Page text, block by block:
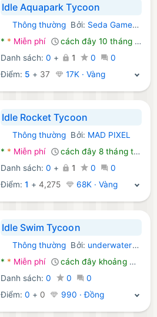
Idle Aquapark Tycoon
Android Trò chơi:
Thông thường Bởi: Seda Game Studio
* * Miễn phí
cách đây 10 tháng trước
Danh sách:0 + 1 0
0
Điểm: 5 + 37 17K · Vàng
Idle Rocket Tycoon
Android Trò chơi:
Thông thường Bởi: MAD PIXEL
* * Miễn phí
cách đây 8 tháng trước
Danh sách:0 + 1 0
0
Điểm: 1 +4,275 68K · Vàng
Idle Swim Tycoon
Android Trò chơi:
Thông thường Bởi: underwatercolors
* * Miễn phí
cách đây khoảng một tháng trước
Danh sách:0 0
0
Điểm: 0 + 0 990 · Đồng